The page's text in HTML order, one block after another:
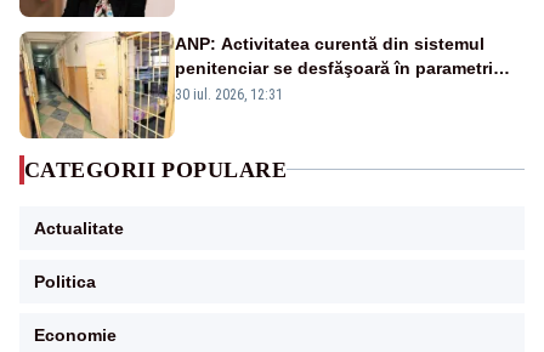
ANP: Activitatea curentă din sistemul
penitenciar se desfăşoară în parametri
normali
30 iul. 2026, 12:31
CATEGORII POPULARE
Actualitate
Politica
Economie